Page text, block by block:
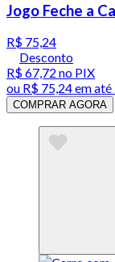
Jogo Feche a
R$ 75,24
Desconto
R$ 67,72 no PIX
ou R$ 75,24em até
COMPRAR AGORA